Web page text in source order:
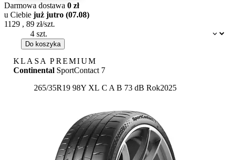
Dostępność:
Darmowa dostawa 0 zł
u Ciebie już jutro (07.08)
1129 , 89 zł/szt.
Do koszyka
KLASA PREMIUM
Continental SportContact 7
265/35R19 98Y XL Etykieta:
C A B 73 dB Rok2025